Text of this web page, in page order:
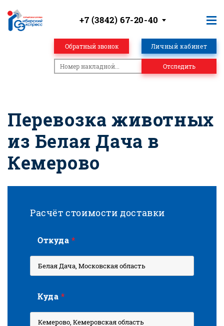
+7 (3842) 67-20-40
Обратный звонок Личный кабинет
Отследить
Перевозка животных
из Белая Дача в
Кемерово
Расчёт стоимости доставки
Откуда*
Куда *